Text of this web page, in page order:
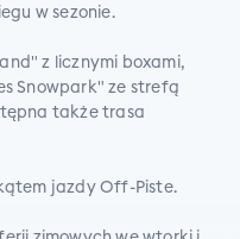
w sezonie.
z licznymi boxami,
Snowpark" ze strefą
także trasa
jazdy Off-Piste.